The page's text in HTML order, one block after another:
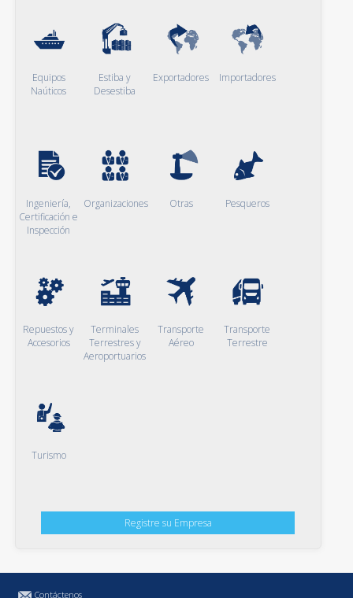
Equipos
Naúticos
Estiba y
Desestiba
Exportadores Importadores
Ingeniería,
Certificación e
Inspección
Organizaciones Otras Pesqueros
Repuestos y
Accesorios
Terminales
Terrestres y
Aeroportuarios
Transporte
Aéreo
Transporte
Terrestre
Turismo
Registre su Empresa
Contáctenos